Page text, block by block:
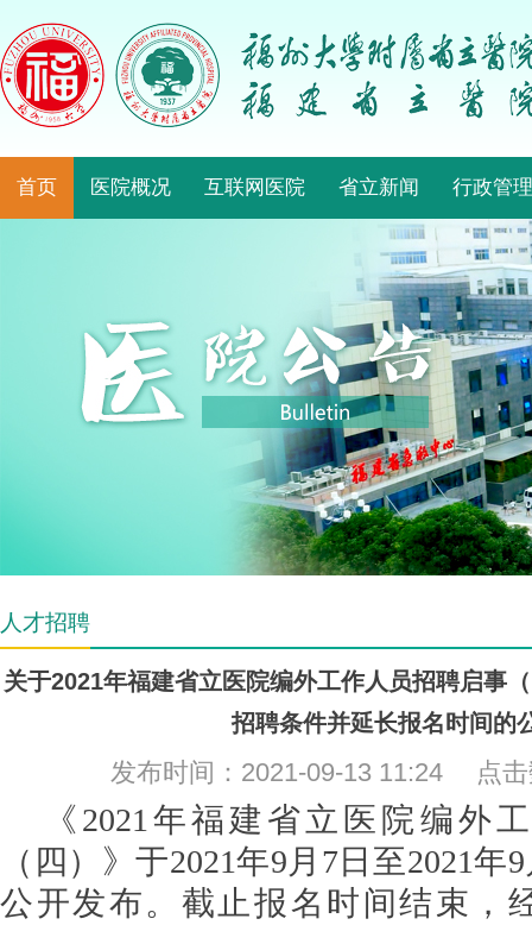
首页 医院概况 互联网医院 省立新闻 行政管理
人才招聘
关于2021年福建省立医院编外工作人员招聘启事
招聘条件并延长报名时间的
发布时间：2021-09-13 11:24 点
《 2021年福建省立医院编外
（四）》于2021年9月 7日至2021年9
公开发布。截止报名时间结束，